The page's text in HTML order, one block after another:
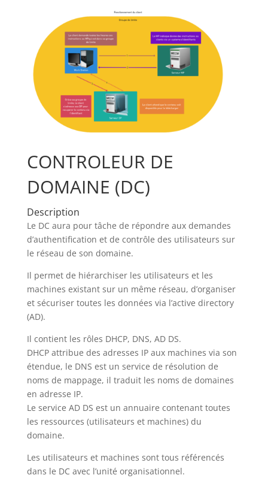
CONTROLEUR DE
DOMAINE (DC)
Description
Le DC aura pour tâche de répondre aux demandes
d’authentification et de contrôle des utilisateurs sur
le réseau de son domaine.
Il permet de hiérarchiser les utilisateurs et les
machines existant sur un même réseau, d’organiser
et sécuriser toutes les données via l’active directory
(AD).
Il contient les rôles DHCP, DNS, AD DS.
DHCP attribue des adresses IP aux machines via son
étendue, le DNS est un service de résolution de
noms de mappage, il traduit les noms de domaines
en adresse IP.
Le service AD DS est un annuaire contenant toutes
les ressources (utilisateurs et machines) du
domaine.
Les utilisateurs et machines sont tous référencés
dans le DC avec l’unité organisationnel.